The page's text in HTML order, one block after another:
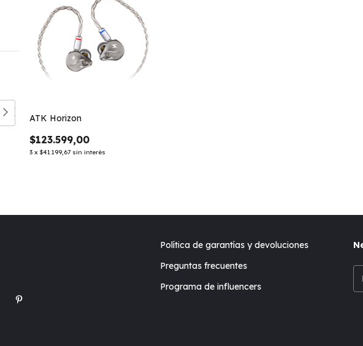
ATK Horizon
$123.599,00
3 x$41.199,67 sin interés
Política de garantías y devoluciones
Preguntas frecuentes
Programa de influencers